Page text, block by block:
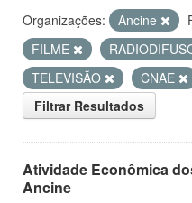
Organizações: Ancine
FILME
TELEVISÃO
CNAE
Filtrar Resultados
Atividade Econômica
Ancine